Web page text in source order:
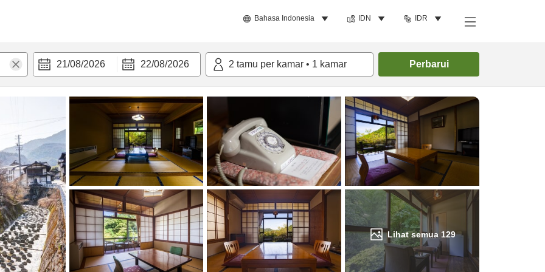
Bahasa Indonesia IDN IDR
21/08/2026 22/08/2026 2 tamu per kamar • 1 kamar Perbarui
Lihat semua 129
Cari kamar